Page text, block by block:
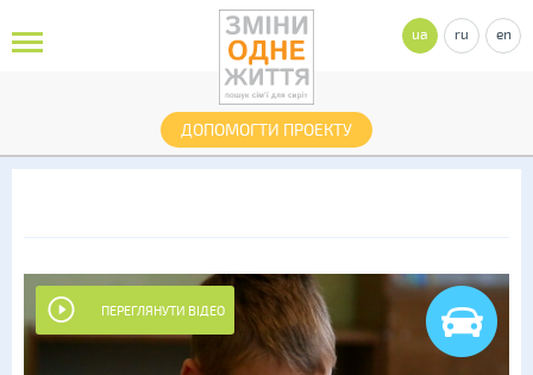
ДОПОМОГТИ ПРОЕКТУ
ua ru en
ПЕРЕГЛЯНУТИ ВІДЕО